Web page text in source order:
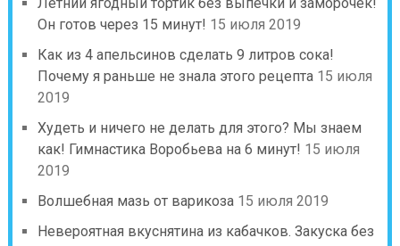
Он готов через 15 минут! 15 июля 2019
Как из 4 апельсинов сделать 9 литров сока!
Почему я раньше не знала этого рецепта 15 июля
2019
Худеть и ничего не делать для этого? Мы знаем
как! Гимнастика Воробьева на 6 минут! 15 июля
2019
Волшебная мазь от варикоза 15 июля 2019
Невероятная вкуснятина из кабачков. Закуска без